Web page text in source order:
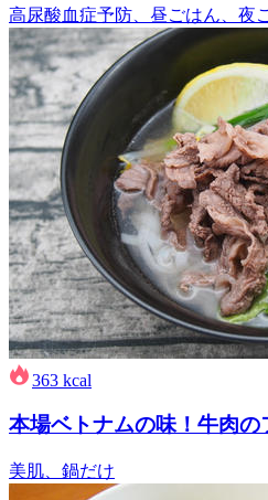
高尿酸血症予防、昼ごはん、夜
363 kcal
本場ベトナムの味！牛肉の
美肌、鍋だけ